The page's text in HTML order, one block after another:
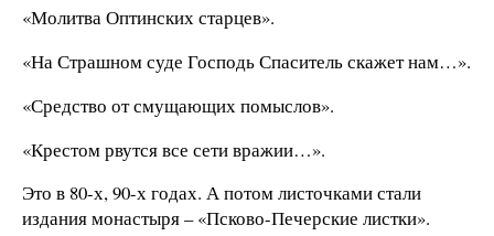
«Молитва Оптинских старцев».
«На Страшном суде Господь Спаситель скажет нам…».
«Средство от смущающих помыслов».
«Крестом рвутся все сети вражии…».
Это в 80-х, 90-х годах. А потом листочками стали
издания монастыря – «Псково-Печерские листки».